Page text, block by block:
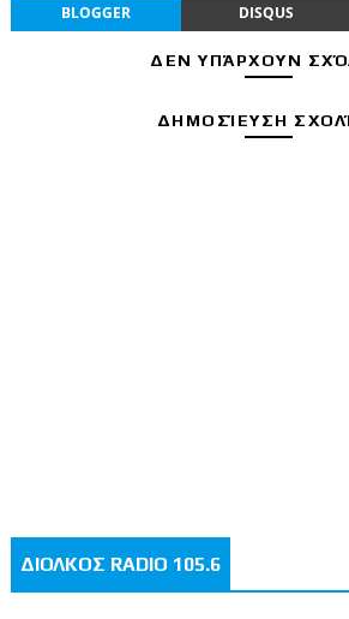
BLOGGER DISQUS
ΔΕΝ ΥΠΆΡΧΟΥΝ
ΔΗΜΟΣΊΕΥΣΗ
ΔΙΟΛΚΟΣ RADIO 105.6